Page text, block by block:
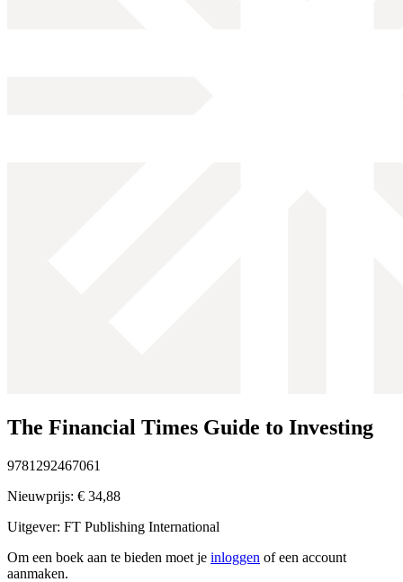
The Financial Times Guide to Investing
9781292467061
Nieuwprijs: € 34,88
Uitgever: FT Publishing International
Om een boek aan te bieden moet je inloggen of een account
aanmaken.